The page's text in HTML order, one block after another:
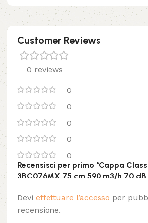
Customer Reviews
0 reviews
0
0
0
0
0
Recensisci per primo “Cappa
3BC076MX 75 cm 590 m3/h 70
Devi effettuare l’accesso per
recensione.